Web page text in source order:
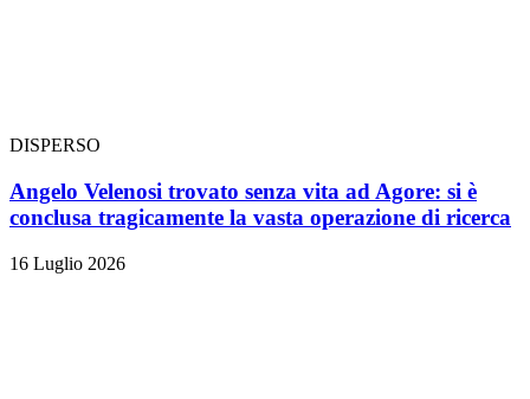
DISPERSO
Angelo Velenosi trovato senza vita ad Agore: si è
conclusa tragicamente la vasta operazione di ricerca
16 Luglio 2026